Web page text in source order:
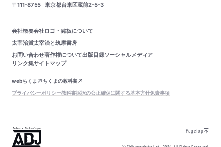
〒111-8755 東京都台東区蔵前2-5-3
会社概要会社ロゴ・銘板について
太宰治賞太宰治と筑摩書房
お問い合わせ著作権について出版目録ソーシャルメディア
リンク集サイトマップ
webちくま
ちくまの教科書
プライバシーポリシー教科書採択の公正確保に関する基本方針免責事項
PageTop